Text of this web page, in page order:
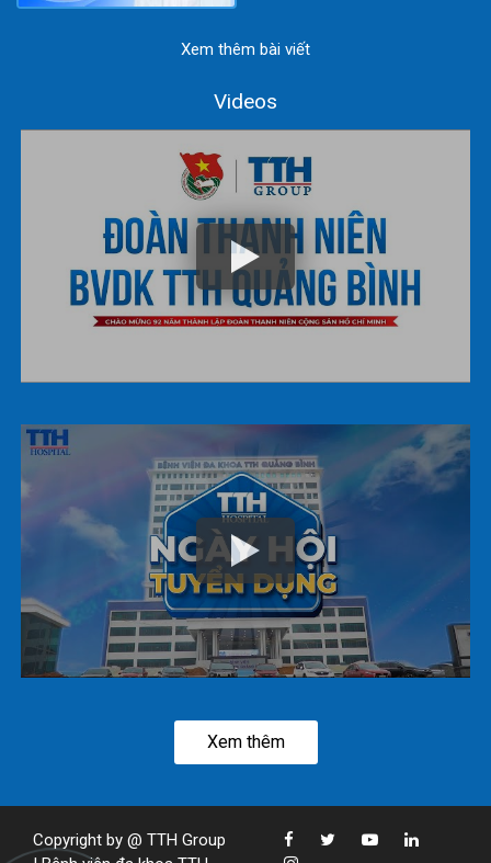
Xem thêm bài viết
Videos
Xem thêm
Copyright by @ TTH Group